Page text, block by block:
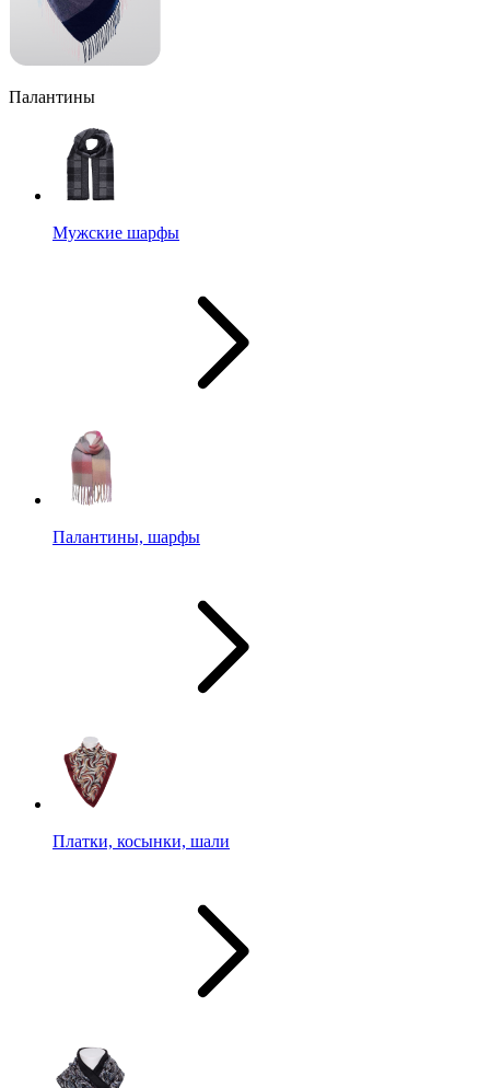
Палантины
Мужские шарфы
Палантины, шарфы
Платки, косынки, шали